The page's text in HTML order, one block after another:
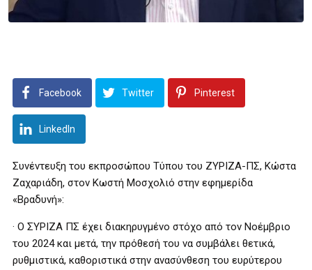
Facebook Twitter Pinterest
LinkedIn
Συνέντευξη του εκπροσώπου Τύπου του ΖΥΡΙΖΑ-ΠΣ, Κώστα
Ζαχαριάδη, στον Κωστή Μοσχολιό στην εφημερίδα
«Βραδυνή»:
· Ο ΣΥΡΙΖΑ ΠΣ έχει διακηρυγμένο στόχο από τον Νοέμβριο
του 2024 και μετά, την πρόθεσή του να συμβάλει θετικά,
ρυθμιστικά, καθοριστικά στην ανασύνθεση του ευρύτερου